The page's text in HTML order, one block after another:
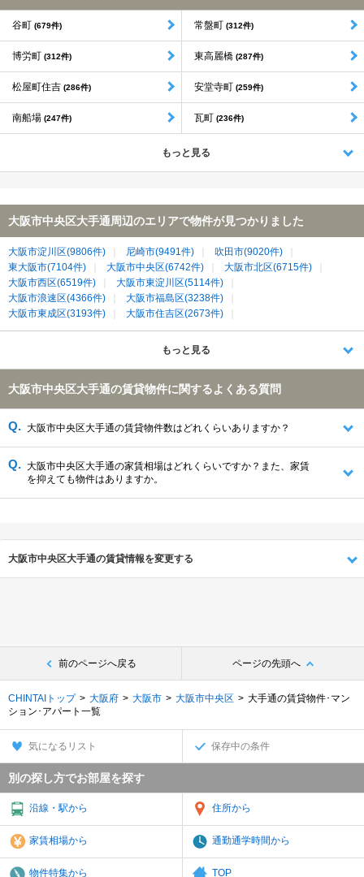
谷町 (679件) 常盤町 (312件)
博労町 (312件) 東高麗橋 (287件)
松屋町住吉 (286件) 安堂寺町 (259件)
南船場 (247件) 瓦町 (236件)
もっと見る
大阪市中央区大手通周辺のエリアで物件が見つかりました
大阪市淀川区(9806件) 尼崎市(9491件)
吹田市(9020件)
東大阪市(7104件)
大阪市中央区(6742件)
大阪市北区(6715件)
大阪市西区(6519件)
大阪市東淀川区(5114件)
大阪市浪速区(4366件)
大阪市福島区(3238件)
大阪市東成区(3193件)
大阪市住吉区(2673件)
大阪市平野区(2598件)
大阪市西淀川区(2541件)
大阪市東住吉区(2264件)
門真市(1169件)
守口市(1152件)
大東市(1132件)
大阪市住之江区(865件)
大阪市西成区(550件)
もっと見る
大阪市中央区大手通の賃貸物件に関するよくある質問
大阪市中央区大手通の賃貸物件数はどれくらいありますか？
大阪市中央区大手通の家賃相場はどれくらいですか？また、家賃
を抑えても物件はありますか。
大阪市中央区大手通の賃貸情報を変更する
前のページへ戻る ページの先頭へ
CHINTAIトップ 大阪府 大阪市 大阪市中央区
大手通の賃貸物件･マン
ション･アパート一覧
気になるリスト 保存中の条件
別の探し方でお部屋を探す
沿線・駅から 住所から
家賃相場から 通勤通学時間から
物件特集から TOP